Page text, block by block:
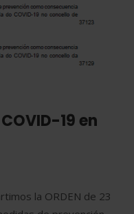
19 en
la ORDEN de 23